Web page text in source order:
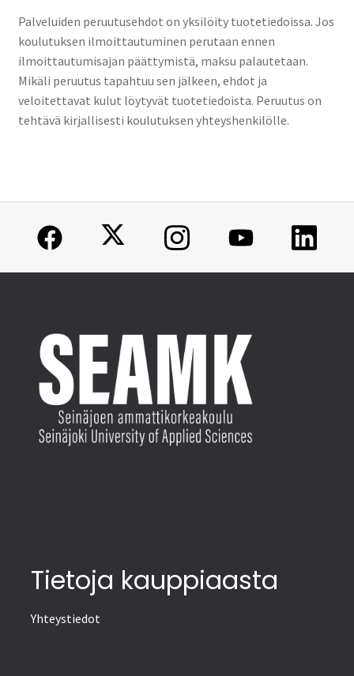
Palveluiden peruutusehdot on yksilöity tuotetiedoissa. Jos
koulutuksen ilmoittautuminen perutaan ennen
ilmoittautumisajan päättymistä, maksu palautetaan.
Mikäli peruutus tapahtuu sen jälkeen, ehdot ja
veloitettavat kulut löytyvät tuotetiedoista. Peruutus on
tehtävä kirjallisesti koulutuksen yhteyshenkilölle.
Tietoja kauppiaasta
Yhteystiedot